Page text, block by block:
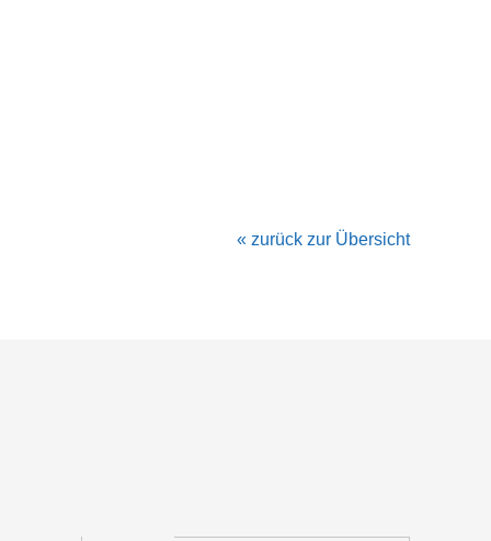
« zurück zur Übersicht